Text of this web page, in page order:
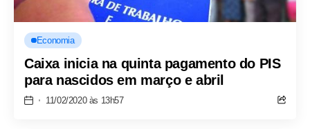
Economia
Caixa inicia na quinta pagamento do PIS
para nascidos em março e abril
11/02/2020 às 13h57